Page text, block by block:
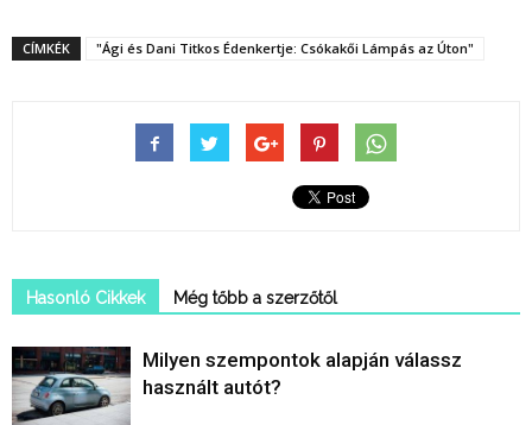
CÍMKÉK "Ági és Dani Titkos Édenkertje: Csókakői Lámpás az Úton"
Hasonló Cikkek Még tőbb a szerzőtől
Milyen szempontok alapján válassz
használt autót?